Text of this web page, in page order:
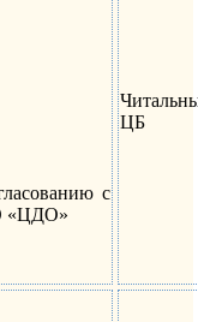
с
ЦБ